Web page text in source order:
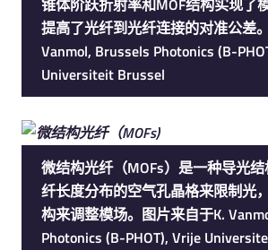
提高了光纤到光纤连接的对准公差
Vanmol, Brussels Photonics (B-
Universiteit Brussel
微结构光纤（MOFs）是一种导光
纤长度分布的空气孔晶格来限制光
构来调整模场。图片来自于K.
Photonics (B-PHOT), Vrije